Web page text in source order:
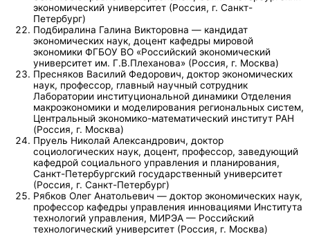
экономический университет (Россия, г. Санкт-
Петербург)
Подбиралина Галина Викторовна — кандидат
экономических наук, доцент кафедры мировой
экономики ФГБОУ ВО «Российский экономический
университет им. Г.В.Плеханова» (Россия, г. Москва)
Пресняков Василий Федорович, доктор экономических
наук, профессор, главный научный сотрудник
Лаборатории институциональной динамики Отделения
макроэкономики и моделирования региональных систем,
Центральный экономико-математический институт РАН
(Россия, г. Москва)
Пруель Николай Александрович, доктор
социологических наук, доцент, профессор, заведующий
кафедрой социального управления и планирования,
Санкт-Петербургский государственный университет
(Россия, г. Санкт-Петербург)
Рябков Олег Анатольевич — доктор экономических наук,
профессор кафедры управления инновациями Института
технологий управления, МИРЭА — Российский
технологический университет (Россия, г. Москва)